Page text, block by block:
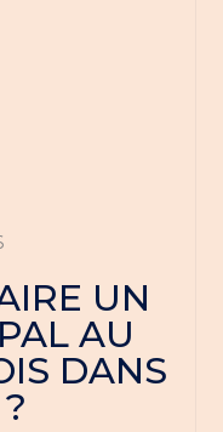
UN
AU
DANS